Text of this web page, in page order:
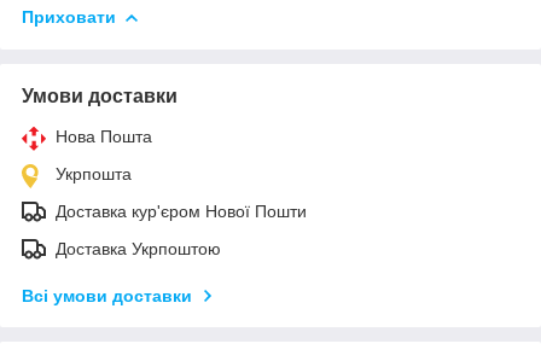
Приховати
Умови доставки
Нова Пошта
Укрпошта
Доставка кур'єром Нової Пошти
Доставка Укрпоштою
Всі умови доставки